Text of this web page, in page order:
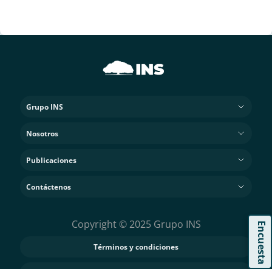
Encuesta
Grupo INS
Nosotros
Publicaciones
Contáctenos
Copyright © 2025 Grupo INS
Términos y condiciones